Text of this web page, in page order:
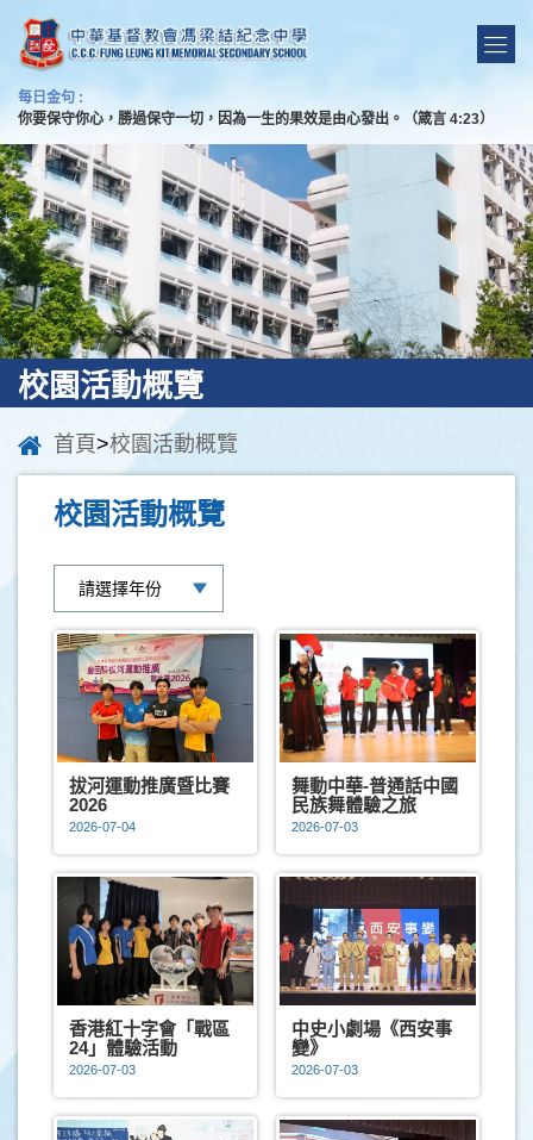
每日金句 :
你要保守你心，勝過保守一切，因為一生的果效是由心發出。（箴言 4:23）
校園活動概覽
首頁>校園活動概覽
校園活動概覽
拔河運動推廣暨比賽
2026
2026-07-04
舞動中華-普通話中國
民族舞體驗之旅
2026-07-03
香港紅十字會「戰區
24」體驗活動
2026-07-03
中史小劇場《西安事
變》
2026-07-03